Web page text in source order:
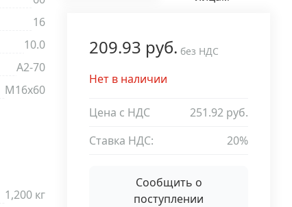
16
10.0
A2-70
М16х60
1,200 кг
209.93 руб. без НДС
Нет в наличии
Цена с НДС
251.92 руб.
Ставка НДС:
20%
Сообщить о
поступлении